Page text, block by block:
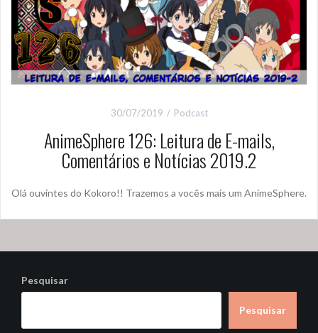
30/07/2019 Podcast
AnimeSphere 126: Leitura de E-mails,
Comentários e Notícias 2019.2
Olá ouvintes do Kokoro!! Trazemos a vocês mais um AnimeSphere.
Pesquisar
Pesquisar